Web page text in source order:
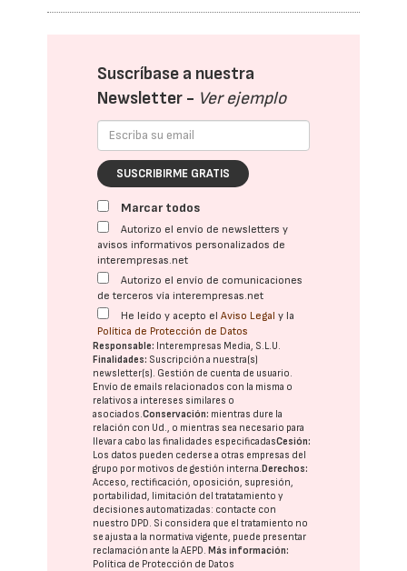
Suscríbase a nuestra
Newsletter - Ver ejemplo
SUSCRIBIRME GRATIS
Marcar todos
Autorizo el envío de newsletters y
avisos informativos personalizados de
interempresas.net
Autorizo el envío de comunicaciones
de terceros vía interempresas.net
He leído y acepto elAviso Legal y la
Política de Protección de Datos
Responsable: Interempresas Media, S.L.U.
Finalidades: Suscripción a nuestra(s)
newsletter(s). Gestión de cuenta de usuario.
Envío de emails relacionados con la misma o
relativos a intereses similares o
asociados.Conservación: mientras dure la
relación con Ud., o mientras sea necesario para
llevar a cabo las finalidades especificadasCesión:
Los datos pueden cederse a otras empresas del
grupo por motivos de gestión interna.Derechos:
Acceso, rectificación, oposición, supresión,
portabilidad, limitación del tratatamiento y
decisiones automatizadas: contacte con
nuestro DPD. Si considera que el tratamiento no
se ajusta a la normativa vigente, puede presentar
reclamación ante laAEPD.Más información:
Política de Protección de Datos